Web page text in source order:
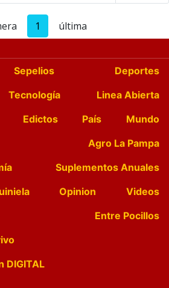
1 última
Sepelios
Deportes
Tecnología
Linea Abierta
Edictos País
Mundo
Agro La Pampa
Suplementos Anuales
Opinion
Videos
Entre Pocillos
DIGITAL